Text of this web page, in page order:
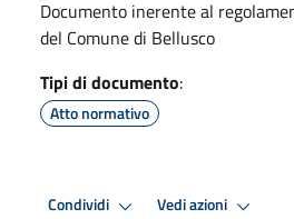
Documento inerente al
del Comune di Bellusco
Tipi di documento:
Atto normativo
Condividi Vedi azioni